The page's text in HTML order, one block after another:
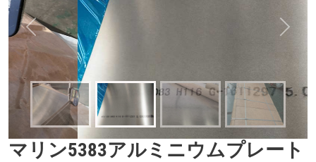
前 次
マリン5383アルミニウムプレート